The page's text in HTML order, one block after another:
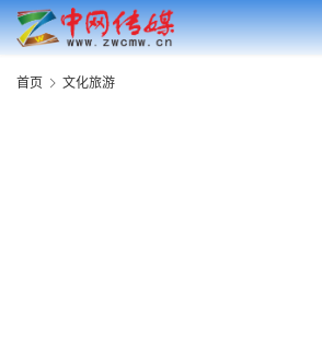
首页 文化旅游